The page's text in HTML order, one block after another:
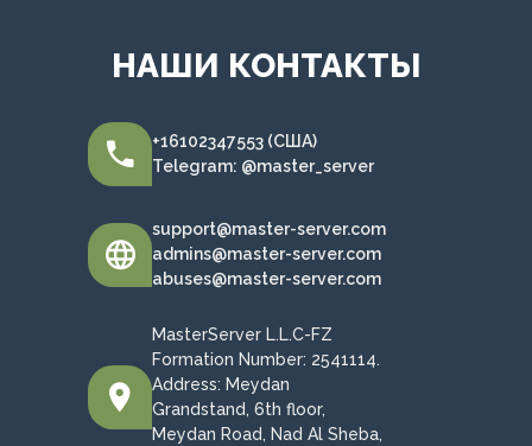
НАШИ КОНТАКТЫ
+16102347553 (США)
Telegram: @master_server
support@master-server.com
admins@master-server.com
abuses@master-server.com
MasterServer L.L.C-FZ
Formation Number: 2541114.
Address: Meydan
Grandstand, 6th floor,
Meydan Road, Nad Al Sheba,